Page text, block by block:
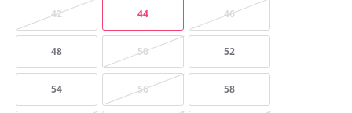
42 44 46
48 50 52
54 56 58